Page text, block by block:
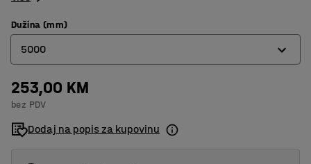
Dužina (mm)
5000
5000
10000
253,00 KM
bez PDV
Dodaj na popis za kupovinu